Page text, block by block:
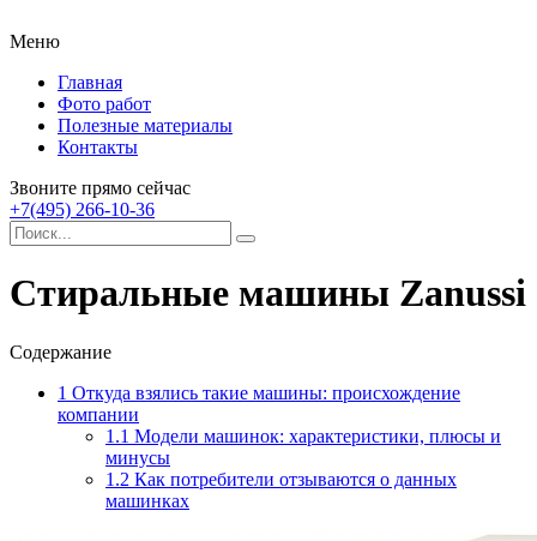
Меню
Главная
Фото работ
Полезные материалы
Контакты
Звоните прямо сейчас
+7(495) 266-10-36
Стиральные машины Zanussi
Содержание
1 Откуда взялись такие машины: происхождение
компании
1.1 Модели машинок: характеристики, плюсы и
минусы
1.2 Как потребители отзываются о данных
машинках